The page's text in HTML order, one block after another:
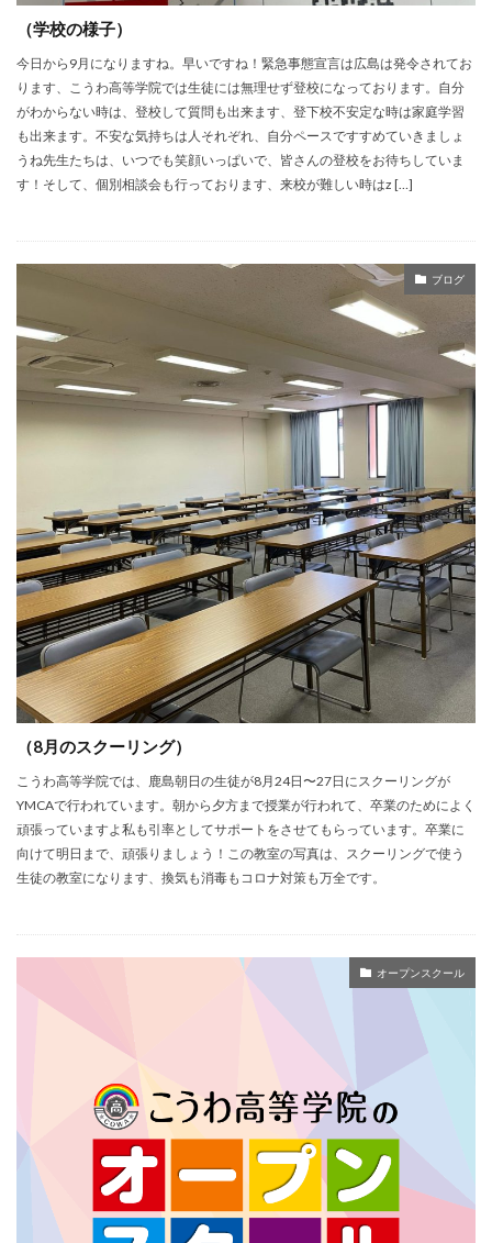
（学校の様子）
今日から9月になりますね。早いですね！緊急事態宣言は広島は発令されてお
ります、こうわ高等学院では生徒には無理せず登校になっております。自分
がわからない時は、登校して質問も出来ます、登下校不安定な時は家庭学習
も出来ます。不安な気持ちは人それぞれ、自分ペースですすめていきましょ
うね先生たちは、いつでも笑顔いっぱいで、皆さんの登校をお待ちしていま
す！そして、個別相談会も行っております、来校が難しい時はz […]
ブログ
（8月のスクーリング）
こうわ高等学院では、鹿島朝日の生徒が8月24日〜27日にスクーリングが
YMCAで行われています。朝から夕方まで授業が行われて、卒業のためによく
頑張っていますよ私も引率としてサポートをさせてもらっています。卒業に
向けて明日まで、頑張りましょう！この教室の写真は、スクーリングで使う
生徒の教室になります、換気も消毒もコロナ対策も万全です。
オープンスクール